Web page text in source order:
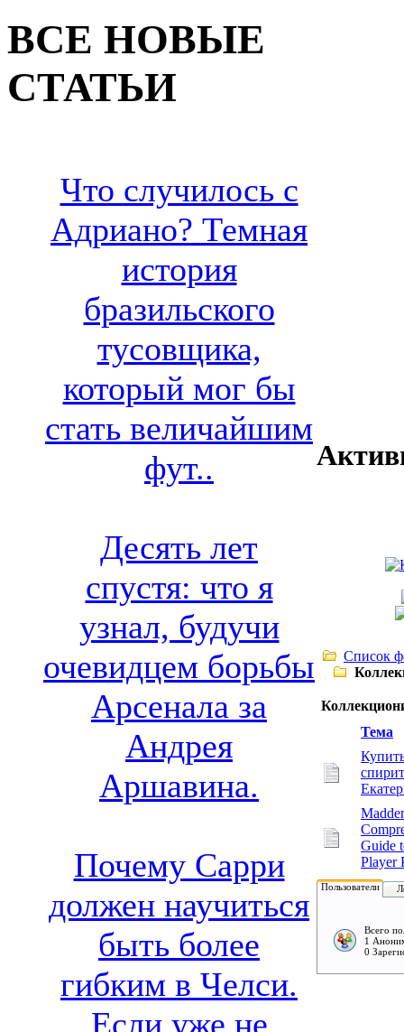
ВСЕ НОВЫЕ
СТАТЬИ
Что случилось с
Адриано? Темная
история
бразильского
тусовщика,
который мог бы
стать величайшим
фут..
Десять лет
спустя: что я
узнал, будучи
очевидцем борьбы
Арсенала за
Андрея
Аршавина.
Почему Сарри
должен научиться
быть более
гибким в Челси.
Если уже не
Список
Тема
Guide
Player
Пользователи
Всего
1
0